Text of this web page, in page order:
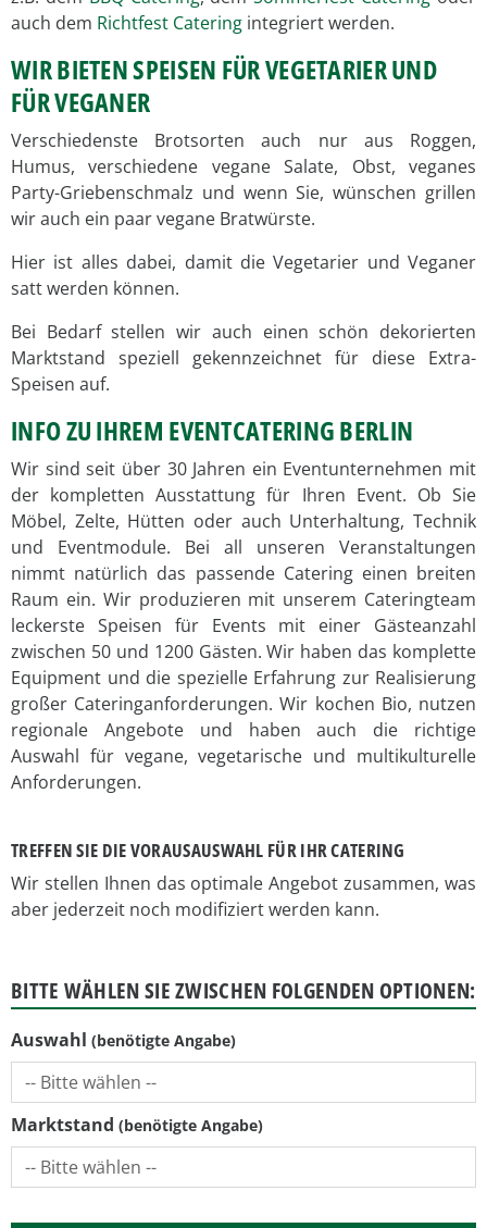
auch dem Richtfest Catering integriert werden.
WIR BIETEN SPEISEN FÜR VEGETARIER UND
FÜR VEGANER
Verschiedenste Brotsorten auch nur aus Roggen,
Humus, verschiedene vegane Salate, Obst, veganes
Party-Griebenschmalz und wenn Sie, wünschen grillen
wir auch ein paar vegane Bratwürste.
Hier ist alles dabei, damit die Vegetarier und Veganer
satt werden können.
Bei Bedarf stellen wir auch einen schön dekorierten
Marktstand speziell gekennzeichnet für diese Extra-
Speisen auf.
INFO ZU IHREM EVENTCATERING BERLIN
Wir sind seit über 30 Jahren ein Eventunternehmen mit
der kompletten Ausstattung für Ihren Event. Ob Sie
Möbel, Zelte, Hütten oder auch Unterhaltung, Technik
und Eventmodule. Bei all unseren Veranstaltungen
nimmt natürlich das passende Catering einen breiten
Raum ein. Wir produzieren mit unserem Cateringteam
leckerste Speisen für Events mit einer Gästeanzahl
zwischen 50 und 1200 Gästen. Wir haben das komplette
Equipment und die spezielle Erfahrung zur Realisierung
großer Cateringanforderungen. Wir kochen Bio, nutzen
regionale Angebote und haben auch die richtige
Auswahl für vegane, vegetarische und multikulturelle
Anforderungen.
TREFFEN SIE DIE VORAUSAUSWAHL FÜR IHR CATERING
Wir stellen Ihnen das optimale Angebot zusammen, was
aber jederzeit noch modifiziert werden kann.
BITTE WÄHLEN SIE ZWISCHEN FOLGENDEN OPTIONEN:
Auswahl
Marktstand